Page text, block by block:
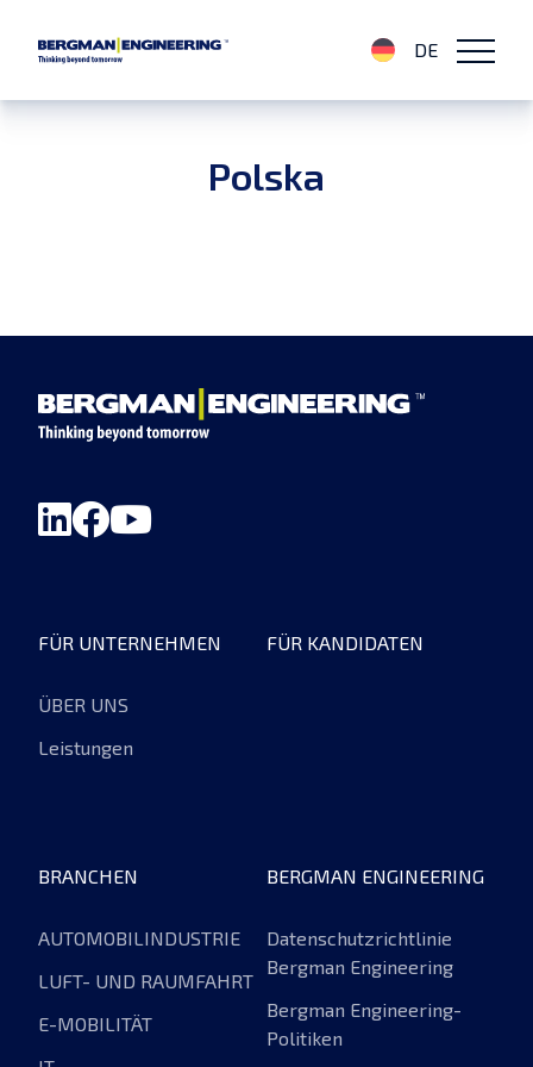
DE
Polska
FÜR UNTERNEHMEN
ÜBER UNS
Leistungen
FÜR KANDIDATEN
BRANCHEN
AUTOMOBILINDUSTRIE
LUFT- UND RAUMFAHRT
E-MOBILITÄT
BERGMAN ENGINEERING
Datenschutzrichtlinie
Bergman Engineering
Bergman Engineering-
Politiken